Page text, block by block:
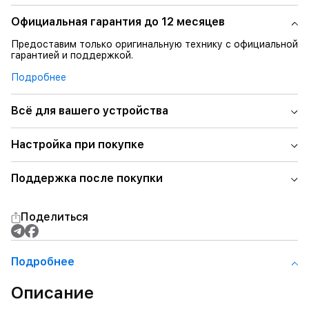
Официальная гарантия до 12 месяцев
Предоставим только оригинальную технику с официальной
гарантией и поддержкой.
Подробнее
Всё для вашего устройства
Настройка при покупке
Поддержка после покупки
Поделиться
Подробнее
Описание